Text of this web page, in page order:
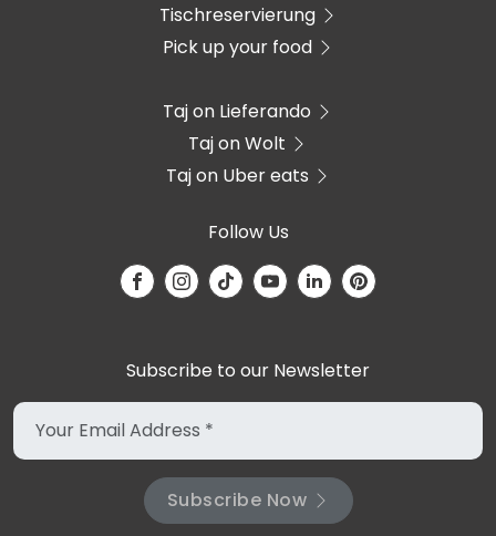
Tischreservierung
Pick up your food
Taj on Lieferando
Taj on Wolt
Taj on Uber eats
Follow Us
Subscribe to our Newsletter
Subscribe Now